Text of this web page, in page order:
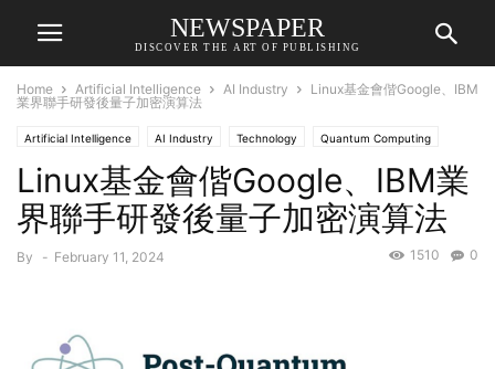
NEWSPAPER
DISCOVER THE ART OF PUBLISHING
Home Artificial Intelligence AI Industry
Linux基金會偕Google、IBM
業界聯手研發後量子加密演算法
Artificial Intelligence AI Industry Technology Quantum Computing
Linux基金會偕Google、IBM業
界聯手研發後量子加密演算法
By - February 11, 2024 0
1510